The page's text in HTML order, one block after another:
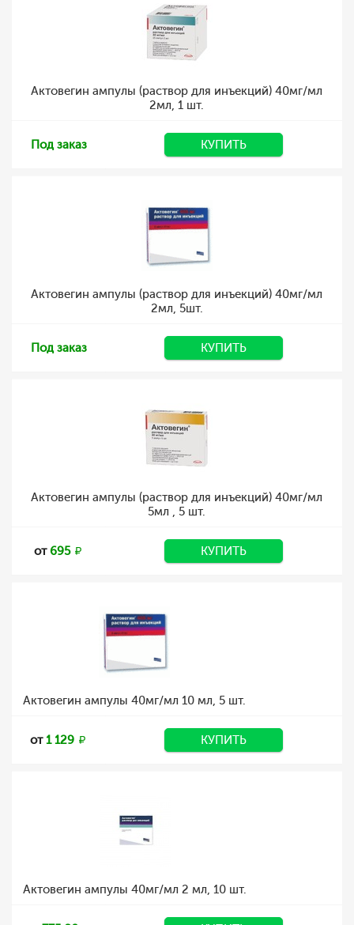
Актовегин ампулы (раствор для инъекций) 40мг/мл
2мл, 1 шт.
Под заказ КУПИТЬ
Актовегин ампулы (раствор для инъекций) 40мг/мл
2мл, 5шт.
Под заказ КУПИТЬ
Актовегин ампулы (раствор для инъекций) 40мг/мл
5мл , 5 шт.
от695 КУПИТЬ
Актовегин ампулы 40мг/мл 10 мл, 5 шт.
от1 129 КУПИТЬ
Актовегин ампулы 40мг/мл 2 мл, 10 шт.